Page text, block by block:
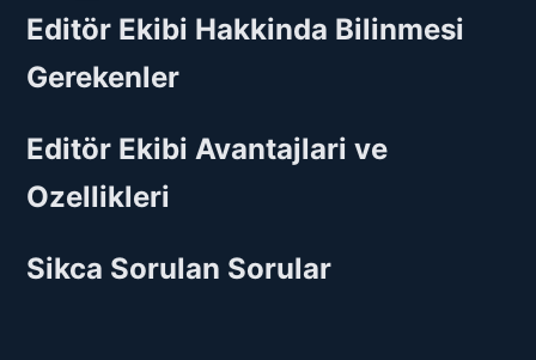
Editör Ekibi Hakkinda Bilinmesi
Gerekenler
Editör Ekibi Avantajlari ve
Ozellikleri
Sikca Sorulan Sorular